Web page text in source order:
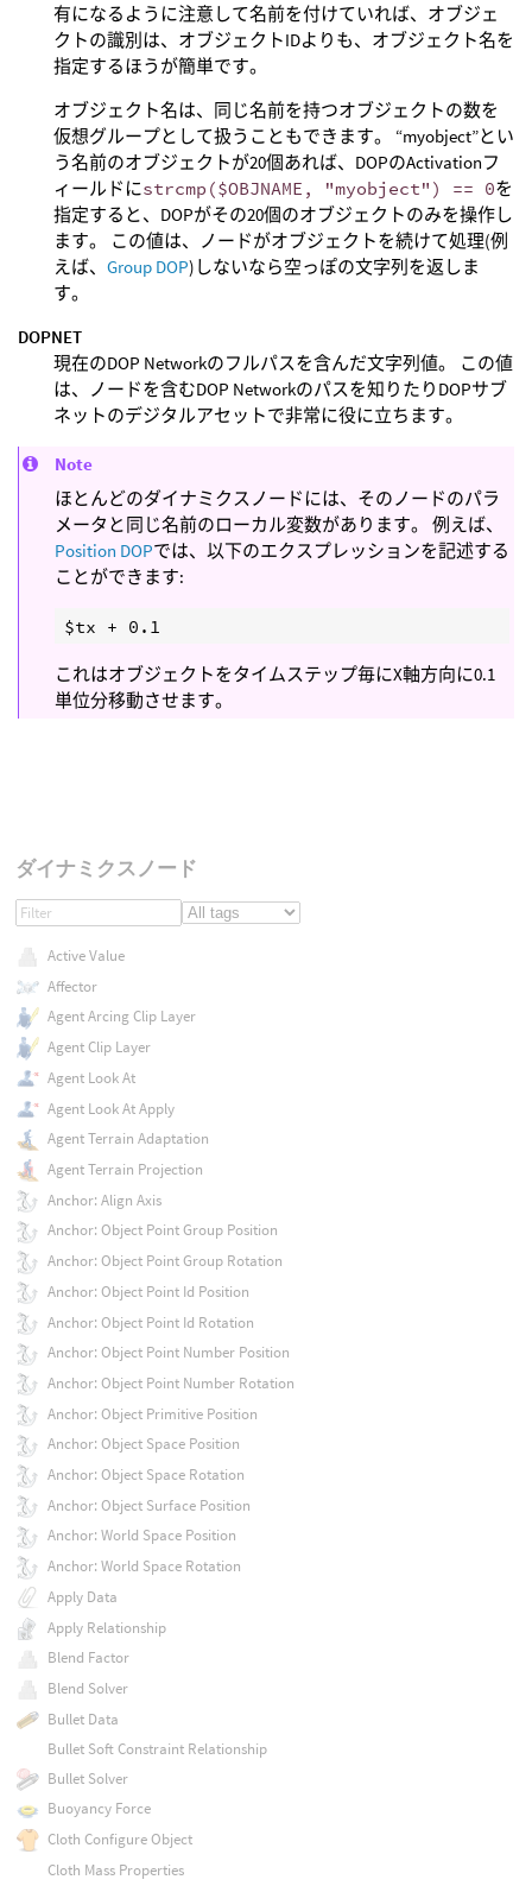
有になるように注意して名前を付けていれば、オブジェ
クトの識別は、オブジェクトIDよりも、オブジェクト名を
指定するほうが簡単です。
オブジェクト名は、同じ名前を持つオブジェクトの数を
仮想グループとして扱うこともできます。 “myobject”とい
う名前のオブジェクトが20個あれば、DOPのActivationフ
ィールドにstrcmp($OBJNAME, "myobject") == 0を
指定すると、DOPがその20個のオブジェクトのみを操作し
ます。 この値は、ノードがオブジェクトを続けて処理(例
えば、 Group DOP)しないなら空っぽの文字列を返しま
す。
DOPNET
現在のDOP Networkのフルパスを含んだ文字列値。 この値
は、ノードを含むDOP Networkのパスを知りたりDOPサブ
ネットのデジタルアセットで非常に役に立ちます。
Note
ほとんどのダイナミクスノードには、そのノードのパラ
メータと同じ名前のローカル変数があります。 例えば、
Position DOPでは、以下のエクスプレッションを記述する
ことができます:
これはオブジェクトをタイムステップ毎にX軸方向に0.1
単位分移動させます。
ダイナミクスノード
Active Value
Affector
Agent Arcing Clip Layer
Agent Clip Layer
Agent Look At
Agent Look At Apply
Agent Terrain Adaptation
Agent Terrain Projection
Anchor: Align Axis
Anchor: Object Point Group Position
Anchor: Object Point Group Rotation
Anchor: Object Point Id Position
Anchor: Object Point Id Rotation
Anchor: Object Point Number Position
Anchor: Object Point Number Rotation
Anchor: Object Primitive Position
Anchor: Object Space Position
Anchor: Object Space Rotation
Anchor: Object Surface Position
Anchor: World Space Position
Anchor: World Space Rotation
Apply Data
Apply Relationship
Blend Factor
Blend Solver
Bullet Data
Bullet Soft Constraint Relationship
Bullet Solver
Buoyancy Force
Cloth Configure Object
Cloth Mass Properties